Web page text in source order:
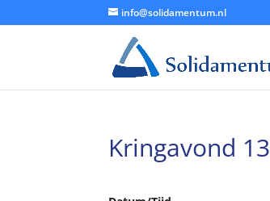
info@solidamentum.nl
Kringavond 13